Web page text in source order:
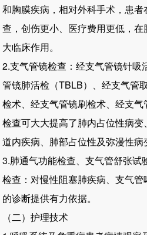
和胸膜疾病，相对外科手术，患
查，创伤更小、医疗费用更低，
大临床作用。
2.支气管镜检查：经支气管镜针
管镜肺活检（TBLB）、经支气管
检术、经支气管镜刷检术、经支
检查可大大提高了肺内占位性病
道内疾病、肺部占位性及弥漫性病
3.肺通气功能检查、支气管舒张试
检查：对慢性阻塞肺疾病、支气
的诊断提供有力依据。
（二）护理技术